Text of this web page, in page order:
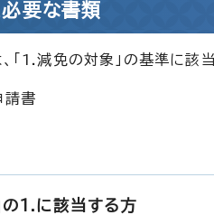
要な書類
「1.減免の対象」の基準に該
請書
の1.に該当する方